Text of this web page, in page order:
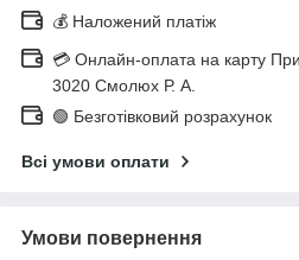
💰 Наложений платіж
💳 Онлайн-оплата на карту
3020 Смолюх Р. А.
🟢 Безготівковий розрахунок
Всі умови оплати
Умови повернення